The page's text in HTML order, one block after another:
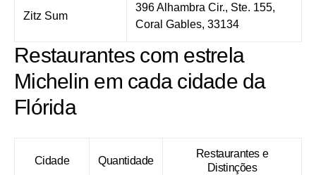
Zitz Sum
396 Alhambra Cir., Ste. 155,
Coral Gables, 33134
Restaurantes com estrela
Michelin em cada cidade da
Flórida
Cidade Quantidade
Restaurantes e
Distinções